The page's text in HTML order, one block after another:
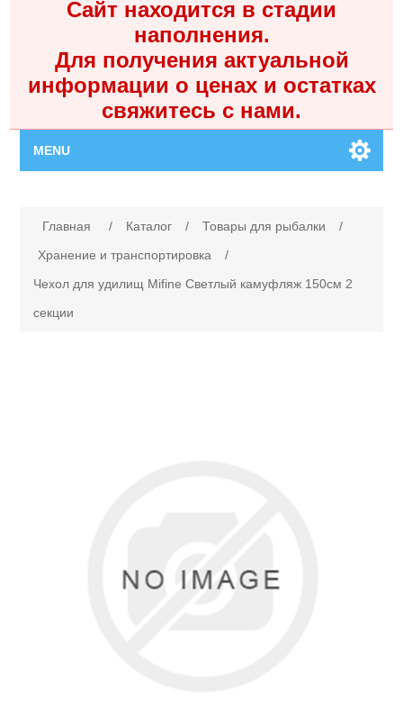
Сайт находится в стадии
наполнения.
Для получения актуальной
информации о ценах и остатках
свяжитесь с нами.
MENU
Каталог
Главная / Каталог / Товары для рыбалки
/
Хранение и транспортировка
/
Чехол для удилищ Mifine Светлый камуфляж 150см 2
секции